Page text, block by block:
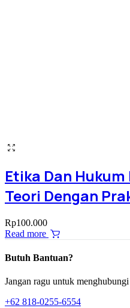
Etika Dan
Teori Dengan
Rp100.000
Read more
Butuh Bantuan?
Jangan ragu untuk
+62 818-0255-6554